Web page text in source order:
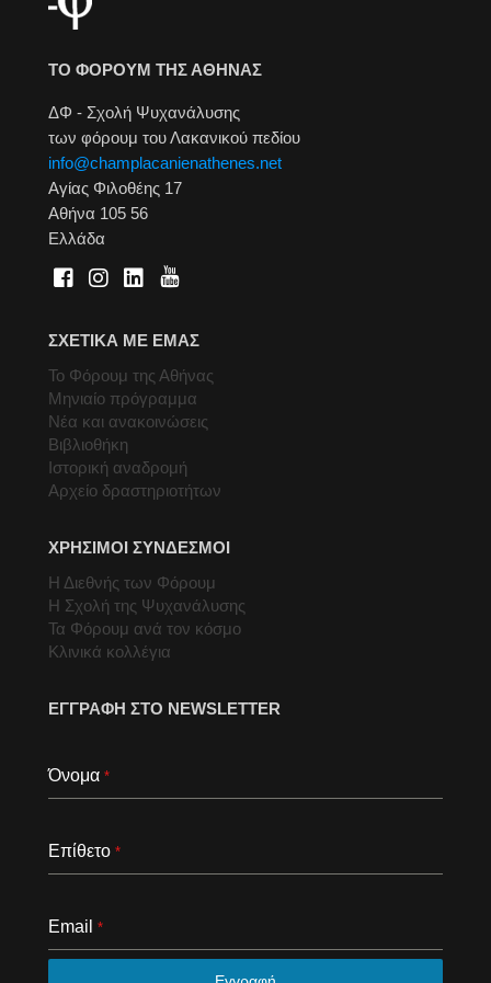
ΤΟ ΦΟΡΟΥΜ ΤΗΣ ΑΘΗΝΑΣ
ΔΦ - Σχολή Ψυχανάλυσης
των φόρουμ του Λακανικού πεδίου
info@champlacanienathenes.net
Αγίας Φιλοθέης 17
Αθήνα 105 56
Ελλάδα
ΣΧΕΤΙΚΑ ΜΕ ΕΜΑΣ
Το Φόρουμ της Αθήνας
Μηνιαίο πρόγραμμα
Νέα και ανακοινώσεις
Βιβλιοθήκη
Ιστορική αναδρομή
Αρχείο δραστηριοτήτων
ΧΡΗΣΙΜΟΙ ΣΥΝΔΕΣΜΟΙ
Η Διεθνής των Φόρουμ
Η Σχολή της Ψυχανάλυσης
Τα Φόρουμ ανά τον κόσμο
Κλινικά κολλέγια
ΕΓΓΡΑΦΗ ΣΤΟ NEWSLETTER
Όνομα *
Επίθετο *
Email *